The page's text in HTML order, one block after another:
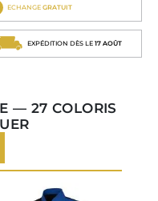
ECHANGE GRATUIT
EXPÉDITION DÈS LE 17 AOÛT
— 27 COLORIS